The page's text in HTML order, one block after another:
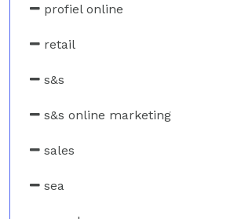
profiel online
retail
s&s
s&s online marketing
sales
sea